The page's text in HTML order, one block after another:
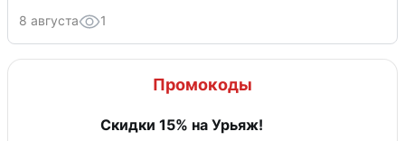
8 августа 1
Промокоды
Скидки 15% на Урьяж!